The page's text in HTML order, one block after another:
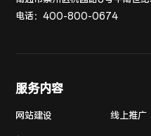
电话：400-800-0674
服务内容
网站建设 线上推广